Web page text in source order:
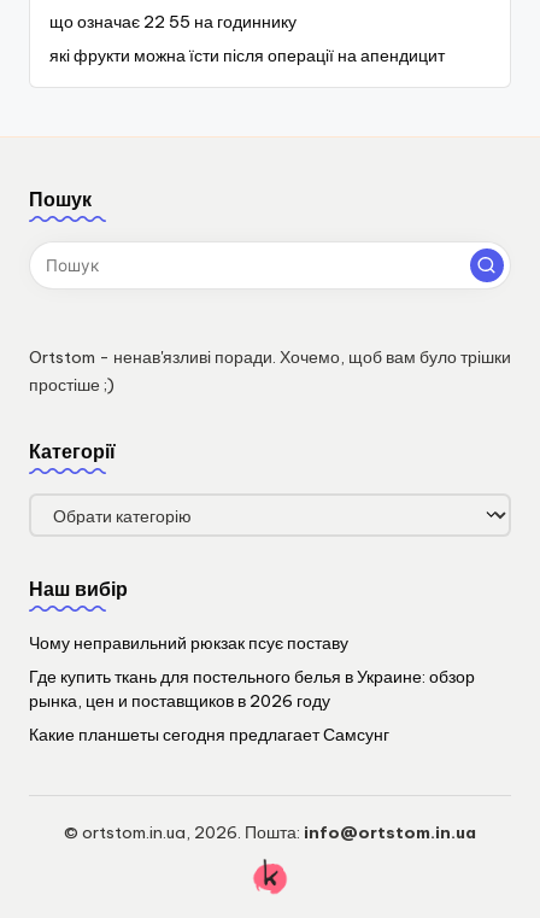
що означає 22 55 на годиннику
які фрукти можна їсти після операції на апендицит
Пошук
Ortstom - ненав'язливі поради. Хочемо, щоб вам було трішки
простіше ;)
Категорії
Категорії
Наш вибір
Чому неправильний рюкзак псує поставу
Где купить ткань для постельного белья в Украине: обзор
рынка, цен и поставщиков в 2026 году
Какие планшеты сегодня предлагает Самсунг
© ortstom.in.ua, 2026. Пошта: info@ortstom.in.ua